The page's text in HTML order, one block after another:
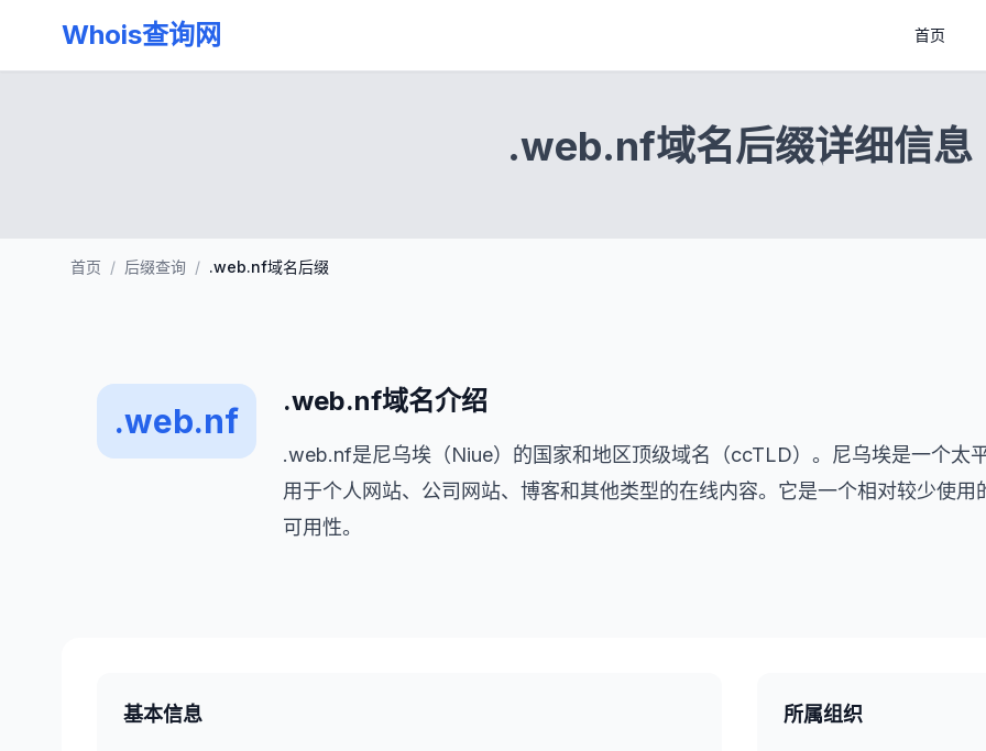
Whois查询网 首页
.web.nf域名后缀详细信息
首页 / 后缀查询 / .web.nf域名后缀
.web.nf
.web.nf域名介绍
.web.nf是尼乌埃（Niue）的国家和地区顶级域名（ccTLD）。尼乌埃是一个太
用于个人网站、公司网站、博客和其他类型的在线内容。它是一个相对较少使
可用性。
基本信息 所属组织